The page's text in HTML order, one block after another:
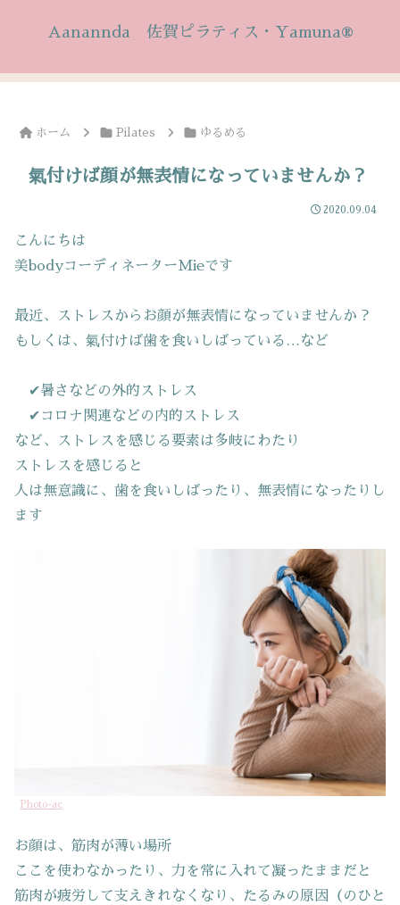
Aanannda 佐賀ピラティス・Yamuna®
ホーム Pilates ゆるめる
氣付けば顔が無表情になっていませんか？
2020.09.04
こんにちは
美bodyコーディネーターMieです
最近、ストレスからお顔が無表情になっていませんか？
もしくは、氣付けば歯を食いしばっている…など
✔暑さなどの外的ストレス
✔コロナ関連などの内的ストレス
など、ストレスを感じる要素は多岐にわたり
ストレスを感じると
人は無意識に、歯を食いしばったり、無表情になったりし
ます
Photo-ac
お顔は、筋肉が薄い場所
ここを使わなかったり、力を常に入れて凝ったままだと
筋肉が疲労して支えきれなくなり、たるみの原因（のひと